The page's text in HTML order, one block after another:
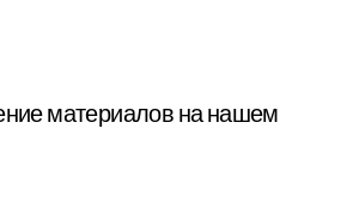
материалов на нашем